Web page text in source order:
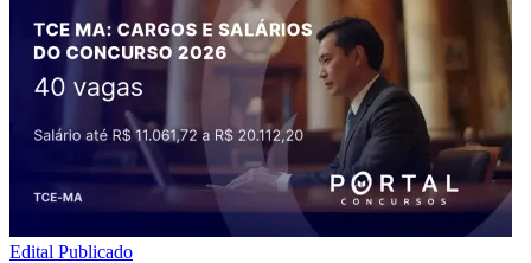
Edital Publicado